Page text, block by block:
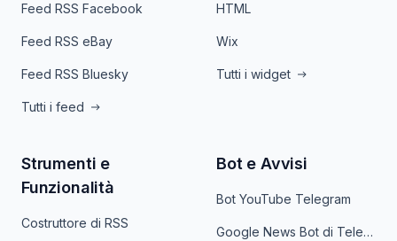
Feed RSS Facebook
Feed RSS eBay
Feed RSS Bluesky
Tutti i feed
HTML
Wix
Tutti i widget
Strumenti e
Funzionalità
Costruttore di RSS
Bot e Avvisi
Bot YouTube Telegram
Google News Bot di Telegram